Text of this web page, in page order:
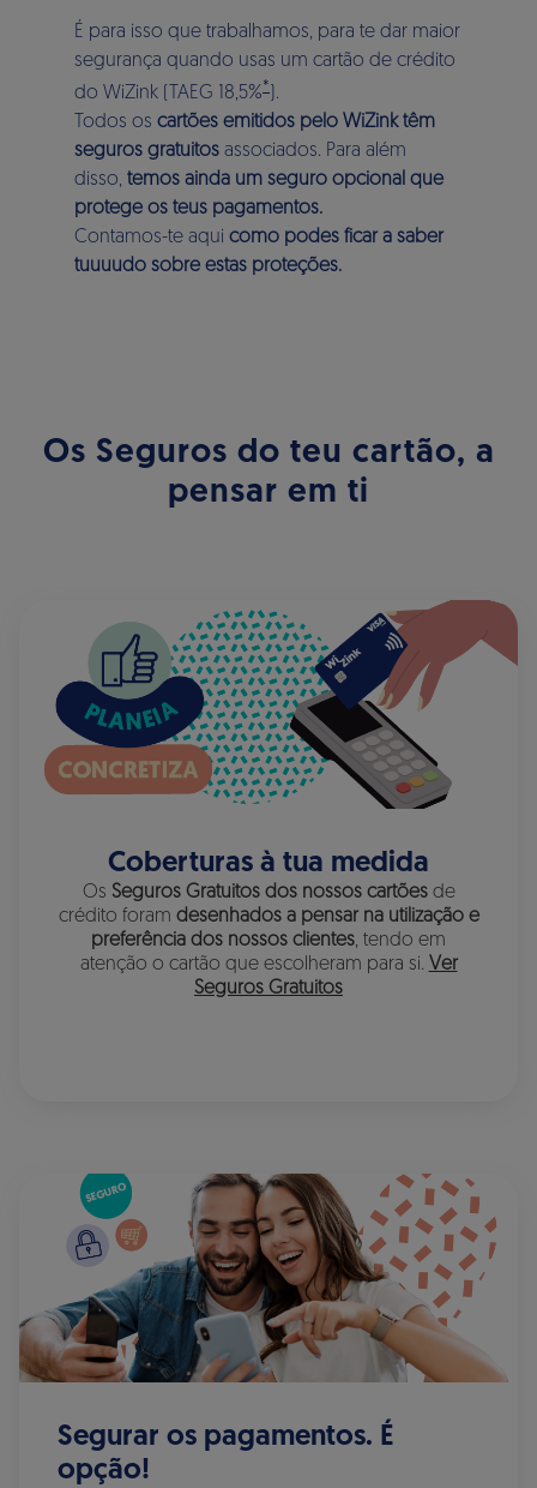
É para isso que trabalhamos, para te dar maior
segurança quando usas um cartão de crédito
do WiZink (
TAEG 18,5%* ).
Todos os cartões emitidos pelo WiZink têm
seguros gratuitos associados. Para além
disso, temos ainda um seguro opcional que
protege os teus pagamentos.
Contamos-te aqui como podes ficar a saber
tuuuudo sobre estas proteções.
Os Seguros do teu cartão, a
pensar em ti
Coberturas à tua medida
Os Seguros Gratuitos dos nossos cartõesde
crédito foram desenhados a pensar na utilização e
preferência dos nossos clientes, tendo em
atenção o cartão que escolheram para si. Ver
Seguros Gratuitos
Segurar os pagamentos. É
opção!